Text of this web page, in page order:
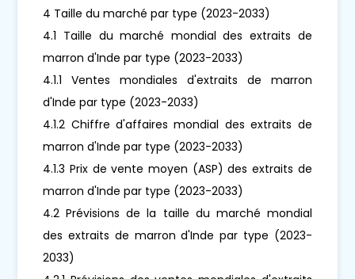
4 Taille du marché par type (2023-2033)
4.1 Taille du marché mondial des extraits de
marron d'Inde par type (2023-2033)
4.1.1 Ventes mondiales d'extraits de marron
d'Inde par type (2023-2033)
4.1.2 Chiffre d'affaires mondial des extraits de
marron d'Inde par type (2023-2033)
4.1.3 Prix de vente moyen (ASP) des extraits de
marron d'Inde par type (2023-2033)
4.2 Prévisions de la taille du marché mondial
des extraits de marron d'Inde par type (2023-
2033)